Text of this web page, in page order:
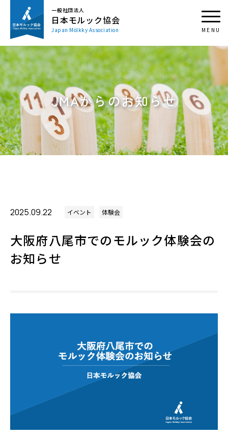
一般社団法人
日本モルック協会
Japan Mölkky Association
JMAからのお知らせ
2025.09.22 イベント 体験会
大阪府八尾市でのモルック体験会の
お知らせ